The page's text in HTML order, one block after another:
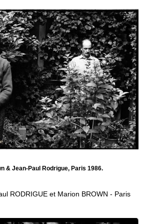
& Jean-Paul Rodrigue, Paris 1986.
RODRIGUE et Marion BROWN - Paris